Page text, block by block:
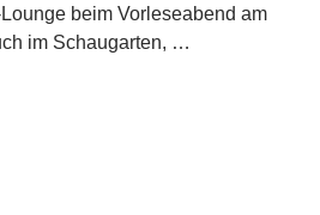
beim Vorleseabend am
im Schaugarten, …